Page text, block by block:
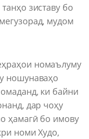
зиставу бо
мудом
номаълуму
ношунаваҳо
ки байни
дар чоҳу
ҳамагӣ бо имову
номи Худо,